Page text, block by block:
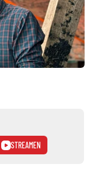
STREAMEN